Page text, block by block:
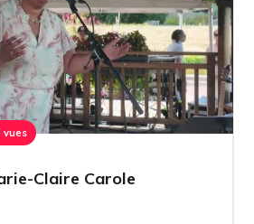
vues
Claire Carole